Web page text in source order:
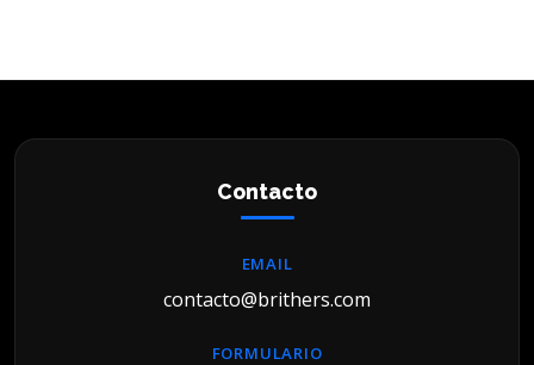
Contacto
EMAIL
contacto@brithers.com
FORMULARIO